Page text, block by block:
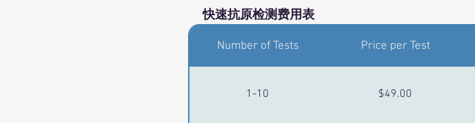
快速抗原检测费用表
Number of Tests Price per Test
1-10 $49.00